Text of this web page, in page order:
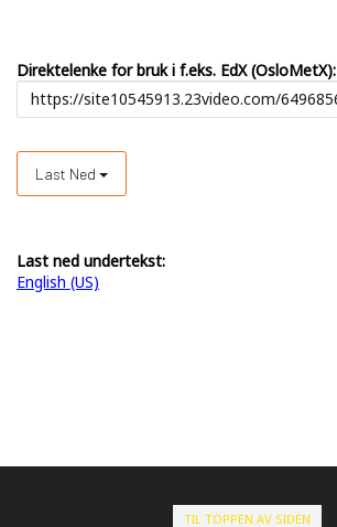
Direktelenke for bruk i f.eks. EdX (OsloMetX):
Last Ned
Last ned undertekst:
English (US)
TIL TOPPEN AV SIDEN